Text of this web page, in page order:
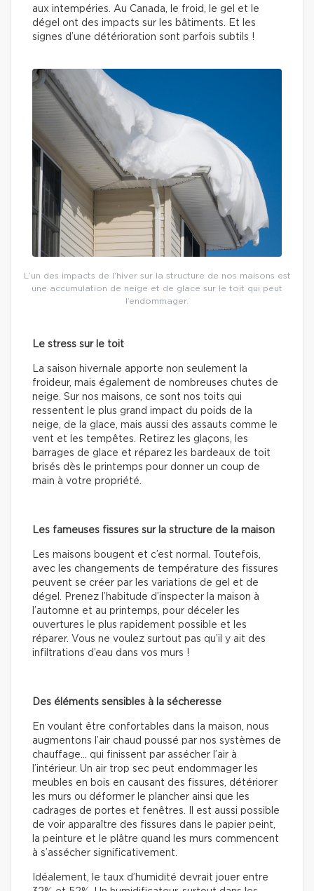
aux intempéries. Au Canada, le froid, le gel et le
dégel ont des impacts sur les bâtiments. Et les
signes d’une détérioration sont parfois subtils !
L’un des impacts de l’hiver sur la structure de nos maisons est
une accumulation de neige et de glace sur le toit qui peut
l’endommager.
Le stress sur le toit
La saison hivernale apporte non seulement la
froideur, mais également de nombreuses chutes de
neige. Sur nos maisons, ce sont nos toits qui
ressentent le plus grand impact du poids de la
neige, de la glace, mais aussi des assauts comme le
vent et les tempêtes. Retirez les glaçons, les
barrages de glace et réparez les bardeaux de toit
brisés dès le printemps pour donner un coup de
main à votre propriété.
Les fameuses fissures sur la structure de la maison
Les maisons bougent et c’est normal. Toutefois,
avec les changements de température des fissures
peuvent se créer par les variations de gel et de
dégel. Prenez l’habitude d’inspecter la maison à
l’automne et au printemps, pour déceler les
ouvertures le plus rapidement possible et les
réparer. Vous ne voulez surtout pas qu’il y ait des
infiltrations d’eau dans vos murs !
Des éléments sensibles à la sécheresse
En voulant être confortables dans la maison, nous
augmentons l’air chaud poussé par nos systèmes de
chauffage… qui finissent par assécher l’air à
l’intérieur. Un air trop sec peut endommager les
meubles en bois en causant des fissures, détériorer
les murs ou déformer le plancher ainsi que les
cadrages de portes et fenêtres. Il est aussi possible
de voir apparaître des fissures dans le papier peint,
la peinture et le plâtre quand les murs commencent
à s’assécher significativement.
Idéalement, le taux d’humidité devrait jouer entre